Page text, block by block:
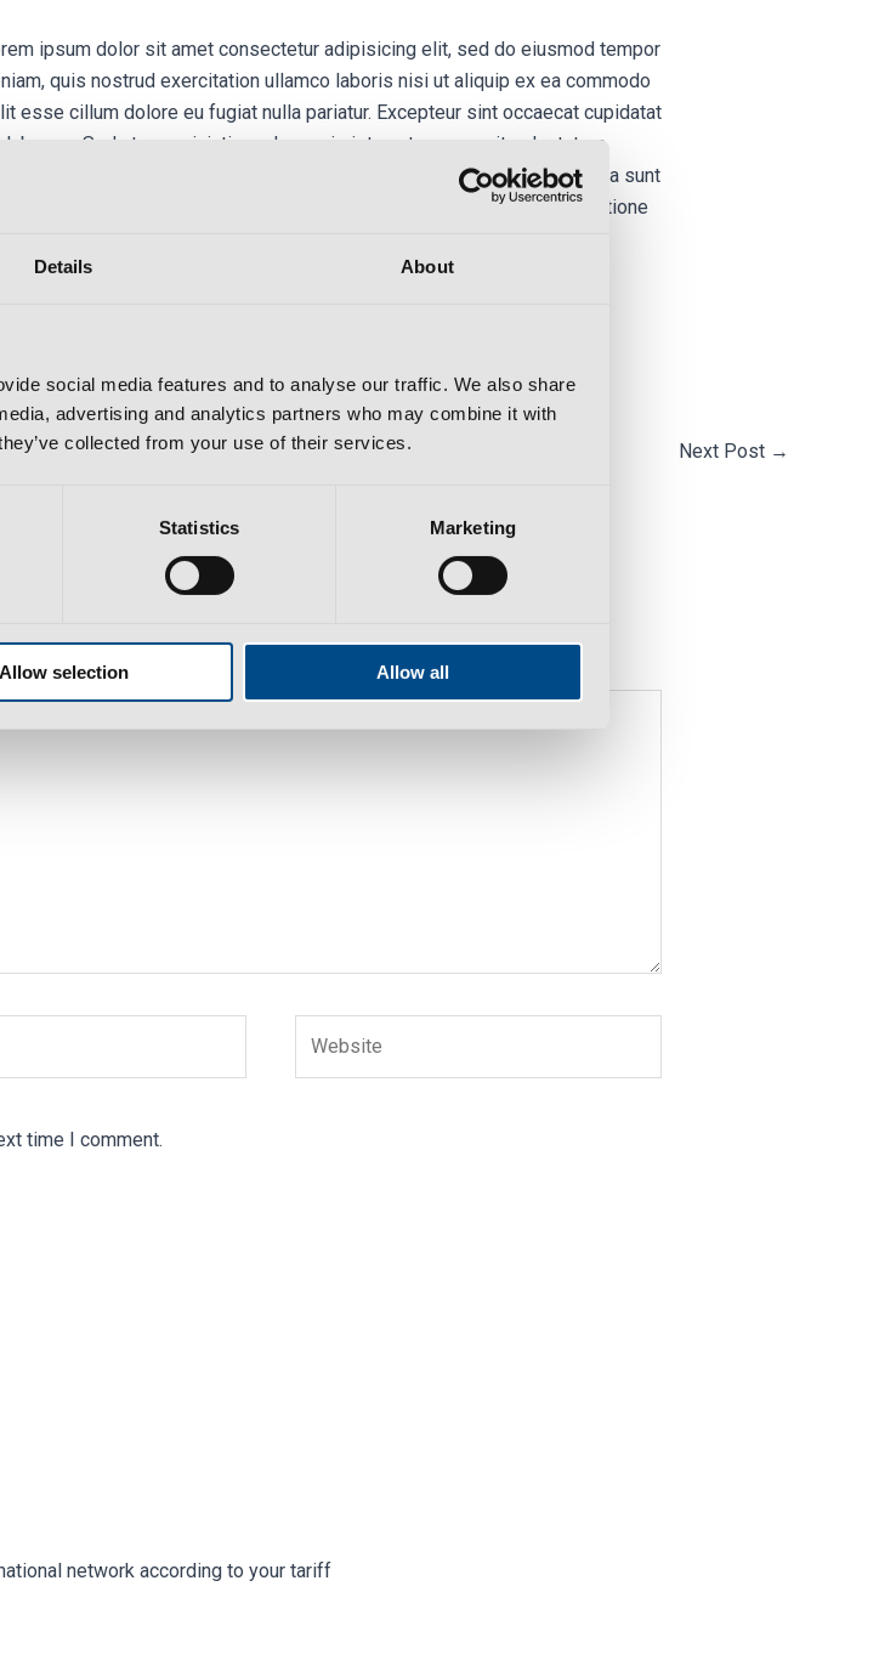
Details About
social media features and to analyse our traffic. We also share
advertising and analytics partners who may combine it with
collected from your use of their services.
Statistics Marketing
Allow selection Allow all
ipsum dolor sit amet consectetur adipisicing elit, sed do eiusmod tempor
quis nostrud exercitation ullamco laboris nisi ut aliquip ex ea commodo
esse cillum dolore eu fugiat nulla pariatur. Excepteur sint occaecat cupidatat
Sed ut perspiciatis unde omnis iste natus error sit voluptatem
quae ab illo inventore veritatis et quasi architecto beatae vitae dicta sunt
aut odit aut fugit, sed quia consequuntur magni dolores eos qui ratione
Next Post →
*
time I comment.
network according to your tariff